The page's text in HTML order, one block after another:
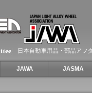
日本自動車用品・部品アフ
JAWA JASMA